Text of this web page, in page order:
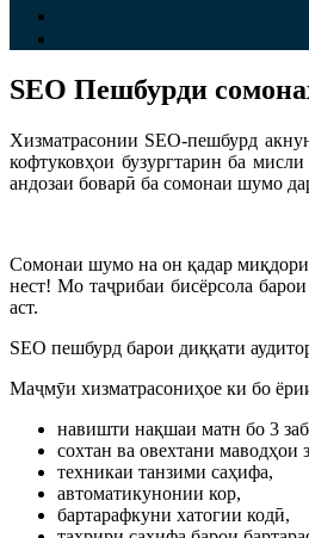
SEO Пешбурди
Хизматрасонии SEO-пешбурд
кофтуковҳои бузургтарин ба
андозаи боварӣ ба сомонаи шумо
Сомонаи шумо на он қадар
нест! Мо таҷрибаи бисёрсола
аст.
SEO пешбурд барои диққати
Маҷмӯи хизматрасониҳое ки бо
навишти нақшаи матн бо 3
сохтан ва овехтани маводҳои
техникаи танзими саҳифа,
автоматикунонии кор,
бартарафкуни хатогии кодӣ,